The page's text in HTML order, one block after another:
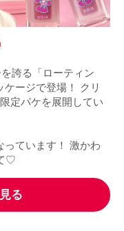
誇る「ローティン
ケージで登場！ クリ
定パケを展開してい
っています！ 激かわ
♡
る